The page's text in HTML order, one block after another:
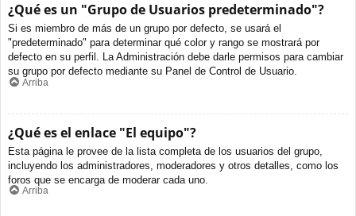
¿Qué es un "Grupo de Usuarios predeterminado"?
Si es miembro de más de un grupo por defecto, se usará el
"predeterminado" para determinar qué color y rango se mostrará por
defecto en su perfil. La Administración debe darle permisos para cambiar
su grupo por defecto mediante su Panel de Control de Usuario.
Arriba
¿Qué es el enlace "El equipo"?
Esta página le provee de la lista completa de los usuarios del grupo,
incluyendo los administradores, moderadores y otros detalles, como los
foros que se encarga de moderar cada uno.
Arriba